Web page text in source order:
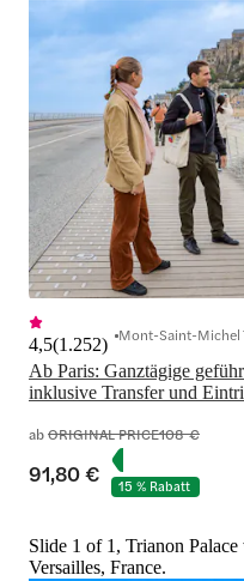
Ab Paris: Ganztägige
inklusive Transfer und
4,5(1.252) Mont-Saint-Michel
abORIGINAL PRICE108 €
91,80 € 15 % Rabatt
Slide 1 of 1, Trianon
Versailles, France.